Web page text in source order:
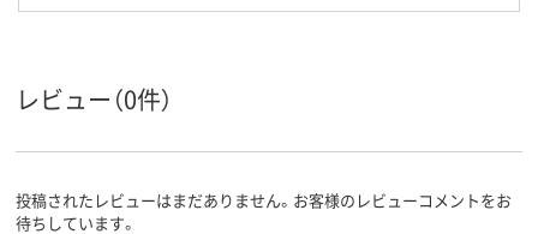
レビュー（0件）
投稿されたレビューはまだありません。お客様のレビューコメントをお
待ちしています。